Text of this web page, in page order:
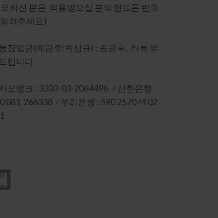
하신 분은 적용받으실 분의 핸드폰 번호
려주세요)
장입금(예금주:박상규) : 송금후, 카톡 부
립니다
오뱅크 : 3333-03-2064496 / 신한은행 :
081 266338 / 우리은행 : 590 257074 02